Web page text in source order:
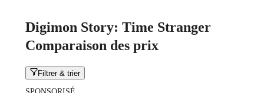
Digimon Story: Time Stranger
Comparaison des prix
Filtrer & trier